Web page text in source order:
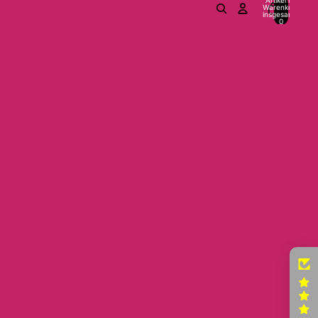
Warenkorb
insgesamt:
0